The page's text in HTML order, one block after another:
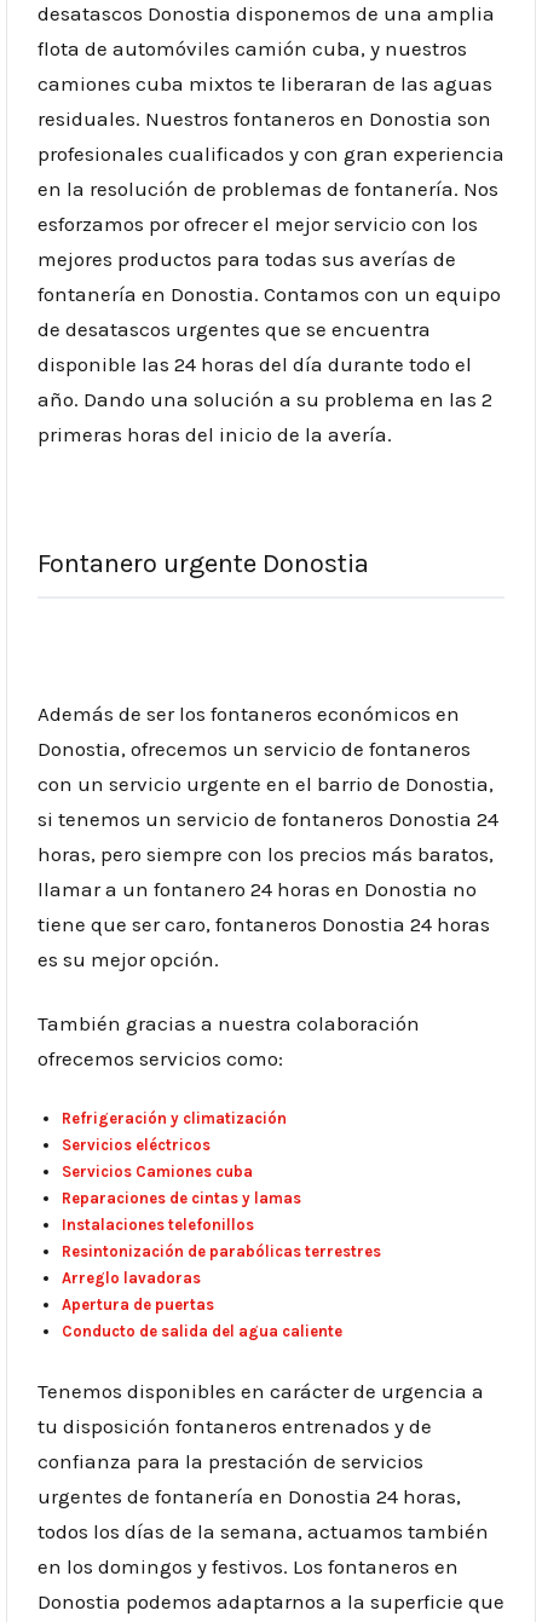
desatascos Donostia disponemos de una amplia
flota de automóviles camión cuba, y nuestros
camiones cuba mixtos te liberaran de las aguas
residuales. Nuestros fontaneros en Donostia son
profesionales cualificados y con gran experiencia
en la resolución de problemas de fontanería. Nos
esforzamos por ofrecer el mejor servicio con los
mejores productos para todas sus averías de
fontanería en Donostia. Contamos con un equipo
de desatascos urgentes que se encuentra
disponible las 24 horas del día durante todo el
año. Dando una solución a su problema en las 2
primeras horas del inicio de la avería.
Fontanero urgente Donostia
Además de ser los fontaneros económicos en
Donostia, ofrecemos un servicio de fontaneros
con un servicio urgente en el barrio de Donostia,
si tenemos un servicio de fontaneros Donostia 24
horas, pero siempre con los precios más baratos,
llamar a un fontanero 24 horas en Donostia no
tiene que ser caro, fontaneros Donostia 24 horas
es su mejor opción.
También gracias a nuestra colaboración
ofrecemos servicios como:
Refrigeración y climatización
Servicios eléctricos
Servicios Camiones cuba
Reparaciones de cintas y lamas
Instalaciones telefonillos
Resintonización de parabólicas terrestres
Arreglo lavadoras
Apertura de puertas
Conducto de salida del agua caliente
Tenemos disponibles en carácter de urgencia a
tu disposición fontaneros entrenados y de
confianza para la prestación de servicios
urgentes de fontanería en Donostia 24 horas,
todos los días de la semana, actuamos también
en los domingos y festivos. Los fontaneros en
Donostia podemos adaptarnos a la superficie que